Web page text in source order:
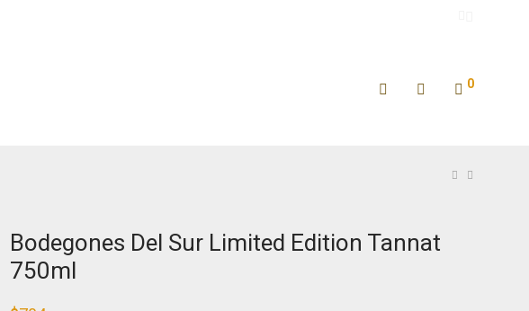
0
Bodegones Del Sur Limited Edition Tannat
750ml